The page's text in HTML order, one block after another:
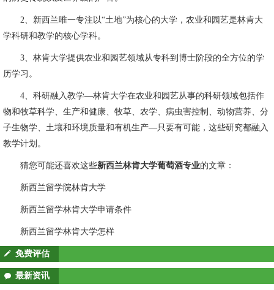
2、新西兰唯一专注以“土地”为核心的大学，农业和园艺是林肯大
学科研和教学的核心学科。
3、林肯大学提供农业和园艺领域从专科到博士阶段的全方位的学
历学习。
4、科研融入教学—林肯大学在农业和园艺从事的科研领域包括作
物和牧草科学、生产和健康、牧草、农学、病虫害控制、动物营养、分
子生物学、土壤和环境质量和有机生产—只要有可能，这些研究都融入
教学计划。
猜您可能还喜欢这些新西兰林肯大学葡萄酒专业的文章：
新西兰留学院林肯大学
新西兰留学林肯大学申请条件
新西兰留学林肯大学怎样
免费评估
最新资讯